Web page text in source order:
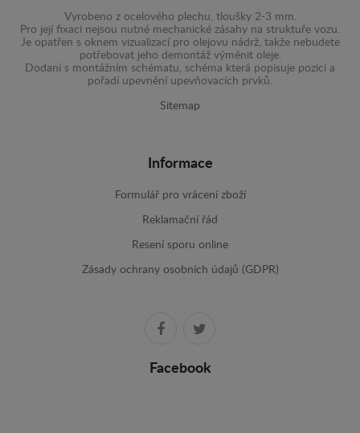
Vyrobeno z ocelového plechu, tloušky 2-3 mm.
Pro její fixaci nejsou nutné mechanické zásahy na struktuře vozu.
Je opatřen s oknem vizualizací pro olejovu nádrž, takže nebudete
potřebovat jeho demontáž výměnit oleje.
Dodaní s montážním schématu, schéma která popisuje pozici a
pořadí upevnění upevňovacích prvků.
Sitemap
Informace
Formulář pro vrácení zboží
Reklamační řád
Resení sporu online
Zásady ochrany osobních údajů (GDPR)
Facebook